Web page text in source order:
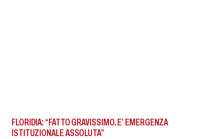
FLORIDIA: “FATTO GRAVISSIMO. E’ EMERGENZA
ISTITUZIONALE ASSOLUTA”